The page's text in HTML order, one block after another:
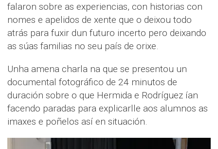
falaron sobre as experiencias, con historias con
nomes e apelidos de xente que o deixou todo
atrás para fuxir dun futuro incerto pero deixando
as súas familias no seu país de orixe.
Unha amena charla na que se presentou un
documental fotográfico de 24 minutos de
duración sobre o que Hermida e Rodríguez ían
facendo paradas para explicarlle aos alumnos as
imaxes e poñelos así en situación.